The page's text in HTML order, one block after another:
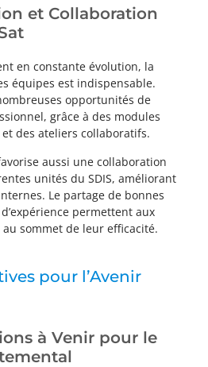
et Collaboration
en constante évolution, la
équipes est indispensable.
opportunités de
grâce à des modules
des ateliers collaboratifs.
aussi une collaboration
unités du SDIS, améliorant
Le partage de bonnes
permettent aux
sommet de leur efficacité.
pour l’Avenir
à Venir pour le